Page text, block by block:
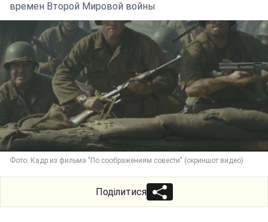
времен Второй Мировой войны
Фото: Кадр из фильма "По соображениям совести" (скриншот видео)
Поділитися